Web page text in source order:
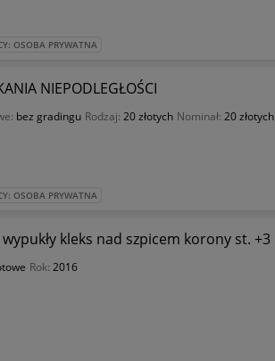
OSOBA PRYWATNA
NIEPODLEGŁOŚCI
bez gradingu Rodzaj: 20 złotych Nominał: 20 złotych
OSOBA PRYWATNA
wypukły kleks nad szpicem korony st. +3
Rok: 2016